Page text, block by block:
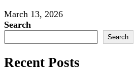
March 13, 2026
Search
Search
Recent Posts